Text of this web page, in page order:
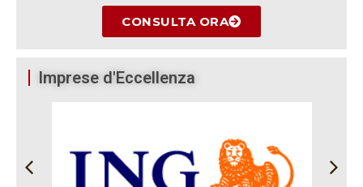
CONSULTA ORA
Imprese d'Eccellenza